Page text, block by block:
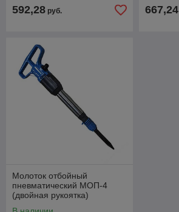
592,28 руб. 667,24
Молоток отбойный
пневматический МОП-4
(двойная рукоятка)